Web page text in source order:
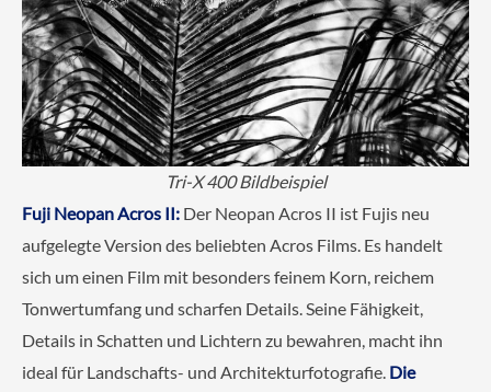
Tri-X 400 Bildbeispiel
Fuji Neopan Acros II: Der Neopan Acros II ist Fujis neu
aufgelegte Version des beliebten Acros Films. Es handelt
sich um einen Film mit besonders feinem Korn, reichem
Tonwertumfang und scharfen Details. Seine Fähigkeit,
Details in Schatten und Lichtern zu bewahren, macht ihn
ideal für Landschafts- und Architekturfotografie. Die